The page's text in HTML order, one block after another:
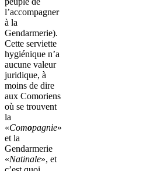
l’accompagner
à la
Gendarmerie).
Cette serviette
hygiénique n’a
aucune valeur
juridique, à
moins de dire
aux Comoriens
où se trouvent
la
«Comopagnie»
et la
Gendarmerie
«Natinale», et